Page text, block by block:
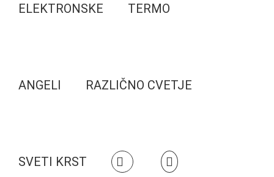
ELEKTRONSKE TERMO
ANGELI RAZLIČNO CVETJE
SVETI KRST